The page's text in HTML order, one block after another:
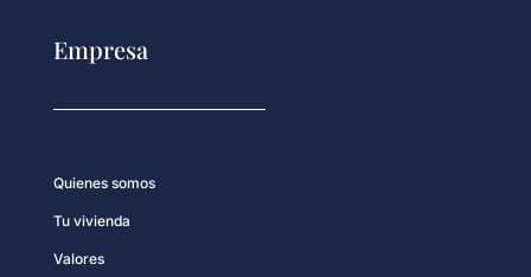
Empresa
Quienes somos
Tu vivienda
Valores